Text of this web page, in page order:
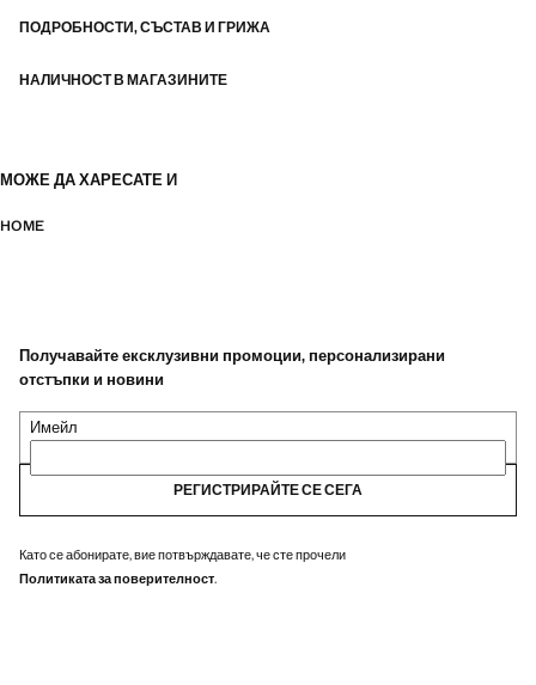
ПОДРОБНОСТИ, СЪСТАВ И ГРИЖА
НАЛИЧНОСТ В МАГАЗИНИТЕ
МОЖЕ ДА ХАРЕСАТЕ И
HOME
Получавайте ексклузивни промоции, персонализирани
отстъпки и новини
Имейл
РЕГИСТРИРАЙТЕ СЕ СЕГА
Като се абонирате, вие потвърждавате, че сте прочели
Политиката за поверителност.